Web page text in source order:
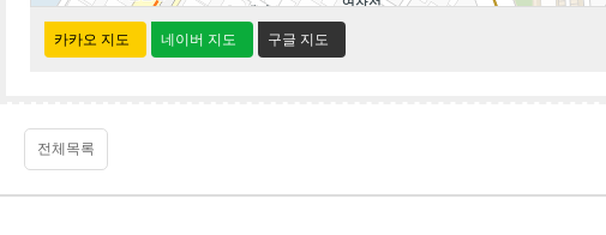
카카오 지도 네이버 지도 구글 지도
전체목록